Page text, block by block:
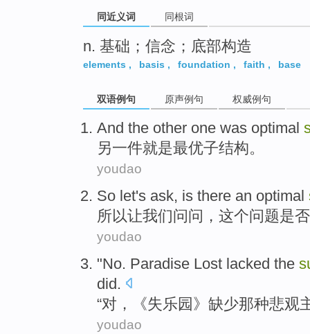
同近义词 同根词
n. 基础；信念；底部构造
elements , basis , foundation , faith , base
双语例句 原声例句 权威例句
And the other one was optimal
另一件就是最优子结构。
youdao
So let's ask, is there an optimal
所以让我们问问 ， 这个问题是否
youdao
"No. Paradise Lost lacked the
did.
“对 ，《失乐园 》 缺少那种悲观
youdao